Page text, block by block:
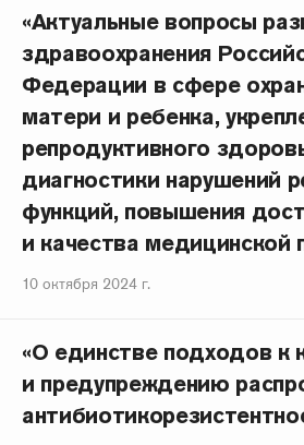
«Актуальные вопросы
здравоохранения
Федерации в сфере
матери и ребенка,
репродуктивного
диагностики нарушений
функций, повышения
и качества медицинской
10 октября 2024 г.
«О единстве подходов к
и предупреждению